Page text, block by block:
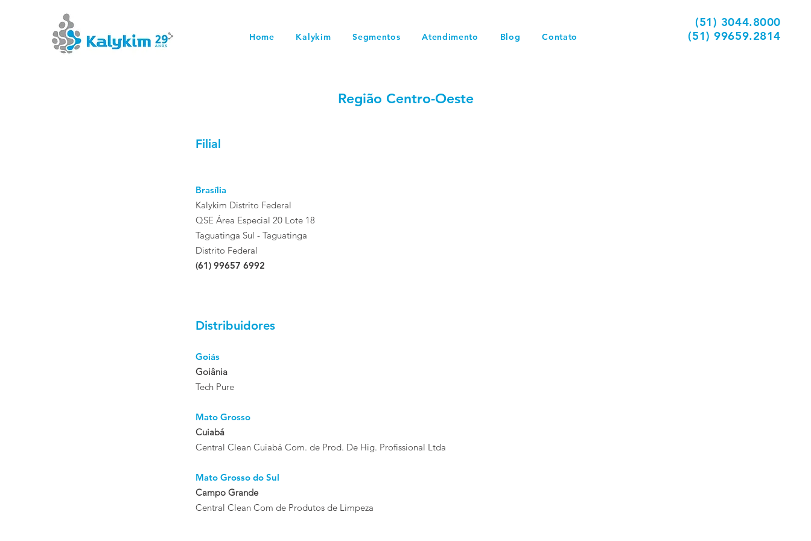
(51) 3044.8000
(51) 99659.2814
Home Kalykim Segmentos Atendimento Blog Contato
Região Centro-Oeste
Filial
Brasília
Kalykim Distrito Federal
QSE Área Especial 20 Lote 18
Taguatinga Sul - Taguatinga
Distrito Federal
(61) 99657 6992
Distribuidores
Goiás
Goiânia
Tech Pure
Mato Grosso
Cuiabá
Central Clean Cuiabá Com. de Prod. De Hig. Profissional Ltda
Mato Grosso do Sul
Campo Grande
Central Clean Com de Produtos de Limpeza